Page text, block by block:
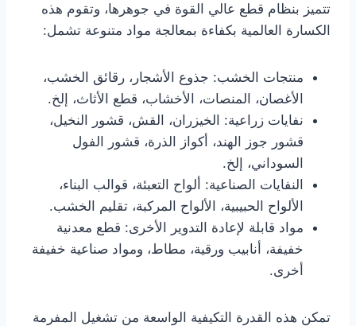
تتميز بنظام قطع عالي القوة في جوهرها، وتقوم هذه
الكسارة العالمية بكفاءة بمعالجة مواد متنوعة تشمل:
منتجات الخشب: جذوع الأشجار، رقائق الخشب،
الأغصان، المنصات، الأخشاب، قطع الأثاث، إلخ.
نفايات زراعية: الخيزران، القش، قشور النخيل،
قشور جوز الهند، أكواز الذرة، قشور الفول
السوداني، إلخ.
النفايات الصناعية: ألواح التعبئة، قوالب البناء،
الألواح الحبيبية، الألواح المركبة، تقليم الخشب.
مواد قابلة لإعادة التدوير الأخرى: قطع معدنية
خفيفة، أنابيب ورقية، مطاط، ومواد صناعية خفيفة
أخرى.
تمكن هذه القدرة التكيفية الواسعة من تشغيل المفرمة